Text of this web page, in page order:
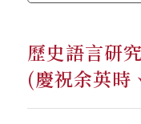
歷史語言研
(慶祝余英時